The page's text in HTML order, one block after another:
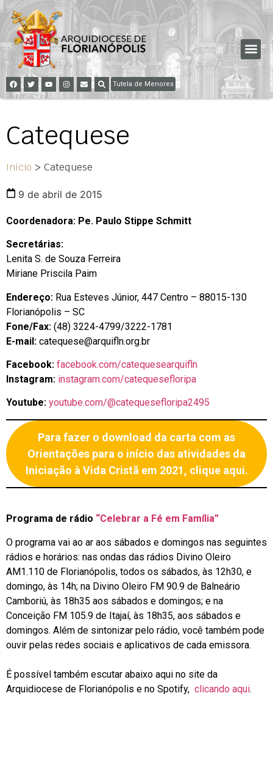
Tutela de Menores
Catequese
Início > Catequese
9 de abril de 2015
Coordenadora: Pe. Paulo Stippe Schmitt
Secretárias:
Lenita S. de Souza Ferreira
Miriane Priscila Paim
Endereço: Rua Esteves Júnior, 447 Centro – 88015-130
Florianópolis – SC
Fone/Fax: (48) 3224-4799/3222-1781
E-mail: catequese@arquifln.org.br
Facebook: facebook.com/catequesearquifln
Instagram: instagram.com/catequesefloripa
Youtube: youtube.com/@catequesefloripa2495
Para fazer o download da carta com as
Orientações para o início das atividades da
Iniciação à Vida Cristã em 2021, clique aqui.
Programa de rádio “Celebrar a Fé em Família”
O programa vai ao ar aos sábados e domingos nas seguintes
rádios e horários: nas ondas das rádios Divino Oleiro
AM1.110 de Florianópolis, todos os sábados, às 12h30, e
domingo, às 14h; na Divino Oleiro FM 90.9 de Balneário
Camboriú, às 18h35 aos sábados e domingos; e na
Conceição FM 105.9 de Itajaí, às 18h35, aos sábados e
domingos. Além de sintonizar pelo rádio, você também pode
ouvir pelas redes sociais e aplicativos de cada emissora.
É possível também escutar abaixo aqui no site da
Arquidiocese de Florianópolis e no Spotify, clicando aqui.